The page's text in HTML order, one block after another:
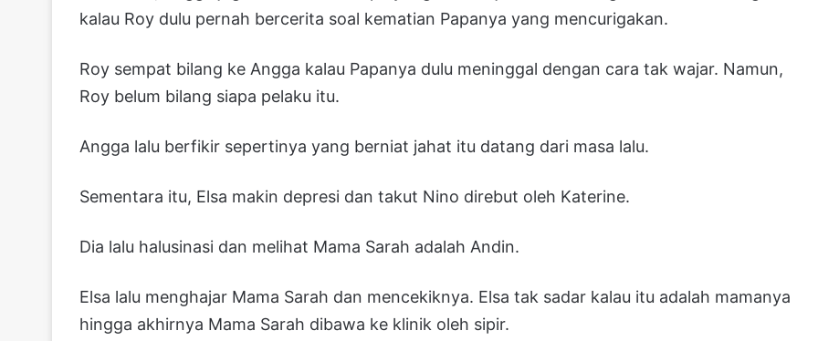
kalau Roy dulu pernah bercerita soal kematian Papanya yang mencurigakan.
Roy sempat bilang ke Angga kalau Papanya dulu meninggal dengan cara tak wajar. Namun,
Roy belum bilang siapa pelaku itu.
Angga lalu berfikir sepertinya yang berniat jahat itu datang dari masa lalu.
Sementara itu, Elsa makin depresi dan takut Nino direbut oleh Katerine.
Dia lalu halusinasi dan melihat Mama Sarah adalah Andin.
Elsa lalu menghajar Mama Sarah dan mencekiknya. Elsa tak sadar kalau itu adalah mamanya
hingga akhirnya Mama Sarah dibawa ke klinik oleh sipir.